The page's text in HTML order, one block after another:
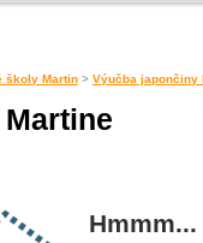
školy Martin > Výučba japončiny